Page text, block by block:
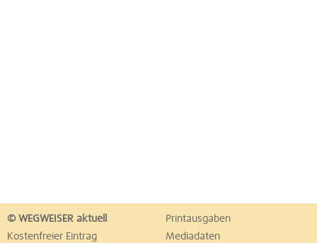
© WEGWEISER aktuell
Printausgaben
Kostenfreier Eintrag
Mediadaten